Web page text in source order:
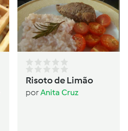
Risoto de Limão
porAnita Cruz